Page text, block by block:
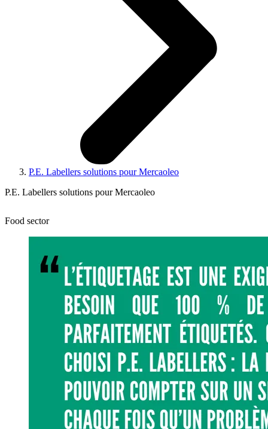
P.E. Labellers solutions pour Mercaoleo
P.E. Labellers solutions pour Mercaoleo
Food sector